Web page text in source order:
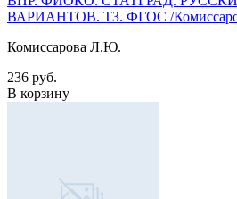
ВАРИАНТОВ. ТЗ. ФГОС /
Комиссарова Л.Ю.
236 руб.
В корзину